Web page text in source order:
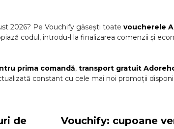
2026? Pe Vouchify găsești toate voucherele
codul, introdu-l la finalizarea comenzii și
prima comandă, transport gratuit
constant cu cele mai noi promoții
de
Vouchify: cupoane